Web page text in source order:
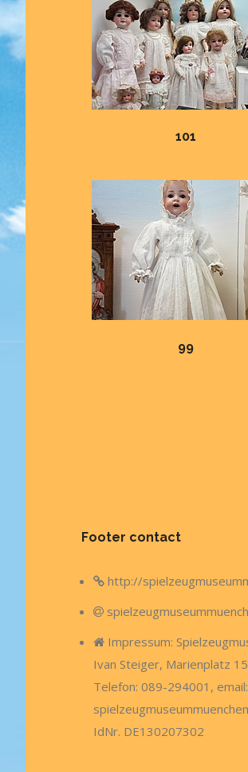
101
99
Footer contact
http://
Impressum:
Ivan Steiger, Marienplatz
Telefon: 089-294001, email:
IdNr. DE130207302